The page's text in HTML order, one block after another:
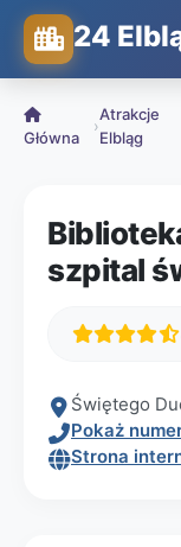
24
Główna
›
Atrakcje
Elbląg
szpital
Świętego
Pokaż
Strona